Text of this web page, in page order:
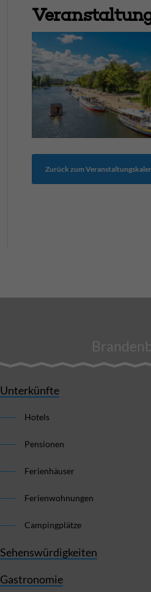
Zurück zum
Unterkünfte
Hotels
Pensionen
Ferienhäuser
Ferienwohnungen
Campingplätze
Sehenswürdigkeiten
Gastronomie